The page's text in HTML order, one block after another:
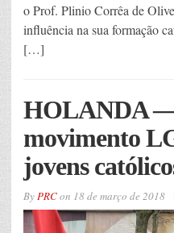
o Prof. Plinio Corrêa de
influência na sua formação
[…]
HOLANDA —
movimento
jovens
ByPRCon 18 de março de 2018